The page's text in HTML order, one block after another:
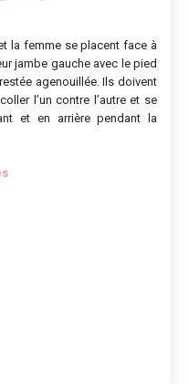
la femme se placent face à
jambe gauche avec le pied
agenouillée. Ils doivent
l’un contre l’autre et se
et en arrière pendant la